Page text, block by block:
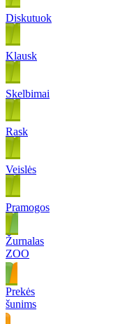
Diskutuok
Klausk
Skelbimai
Rask
Veislės
Pramogos
Žurnalas
ZOO
Prekės
šunims